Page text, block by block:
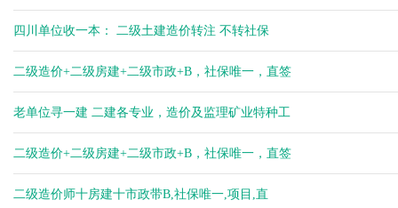
杨健
四川单位收一本： 二级土建造价转注 不转社保
二级造价+二级房建+二级市政+B，社保唯一，直签
老单位寻一建 二建各专业，造价及监理矿业特种工
二级造价+二级房建+二级市政+B，社保唯一，直签
二级造价师十房建十市政带B,社保唯一,项目,直